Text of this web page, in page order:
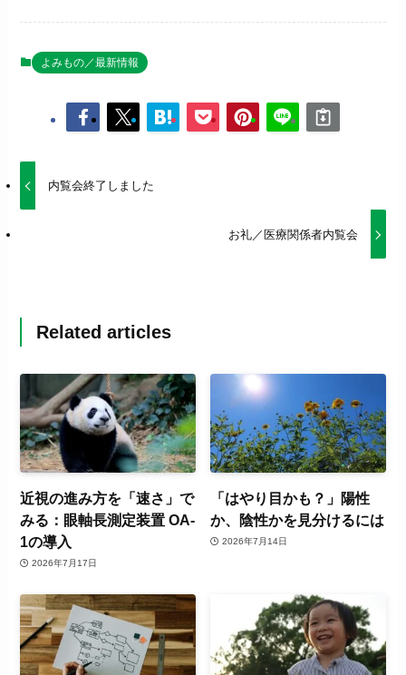
よみもの／最新情報
内覧会終了しました
お礼／医療関係者内覧会
Related articles
近視の進み方を「速さ」で
みる：眼軸長測定装置 OA-
1の導入
2026年7月17日
「はやり目かも？」陽性
か、陰性かを見分けるには
2026年7月14日